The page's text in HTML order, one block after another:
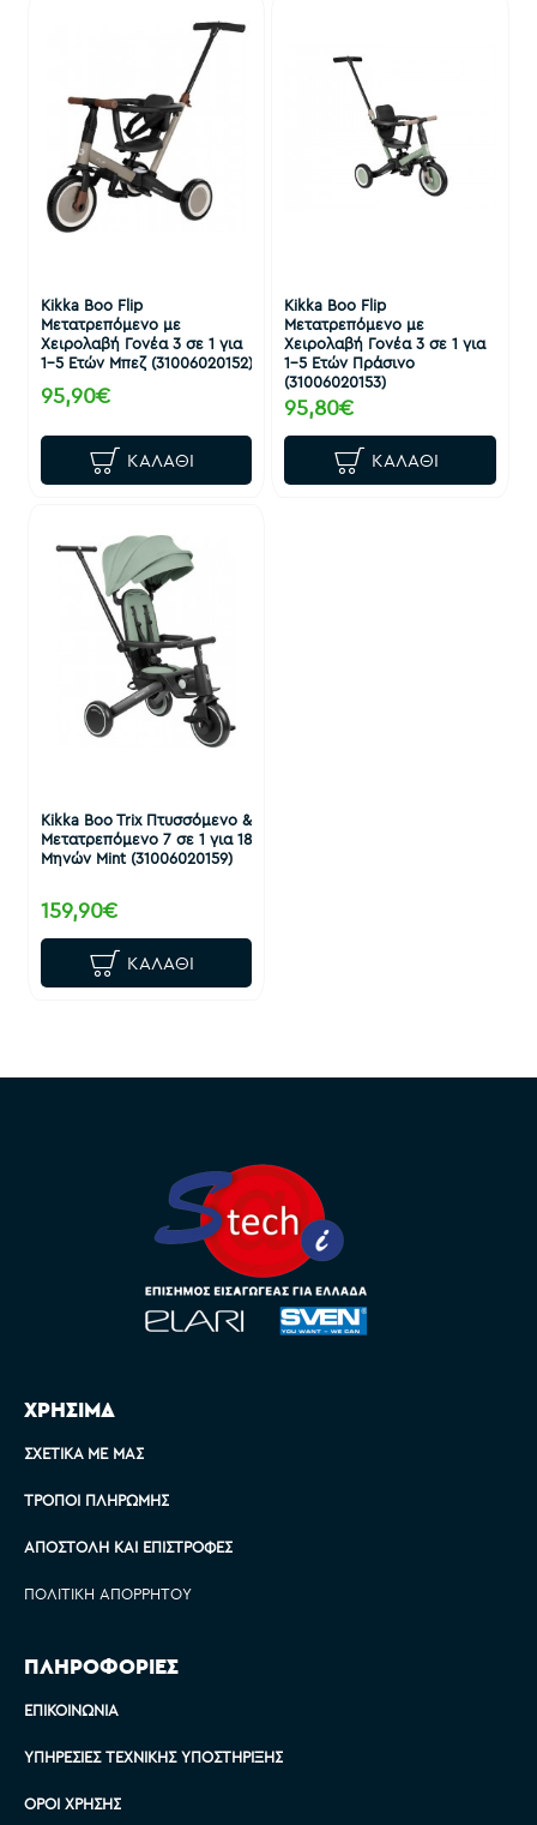
Kikka Boo Flip
Μετατρεπόμενο με
Χειρολαβή Γονέα 3 σε 1 για
1-5 Ετών Μπεζ (31006020152)
95,90€
ΚΑΛΆΘΙ
Kikka Boo Flip
Μετατρεπόμενο με
Χειρολαβή Γονέα 3 σε 1 για
1-5 Ετών Πράσινο
(31006020153)
95,80€
ΚΑΛΆΘΙ
Kikka Boo Trix Πτυσσόμενο &
Μετατρεπόμενο 7 σε 1 για 18
Μηνών Mint (31006020159)
159,90€
ΚΑΛΆΘΙ
ΧΡΗΣΙΜΑ
ΣΧΕΤΙΚΆ ΜΕ ΜΑΣ
ΤΡΌΠΟΙ ΠΛΗΡΩΜΉΣ
ΑΠΟΣΤΟΛΉ ΚΑΙ ΕΠΙΣΤΡΟΦΈΣ
ΠΟΛΙΤΙΚΉ ΑΠΟΡΡΉΤΟΥ
ΠΛΗΡΟΦΟΡΙΕΣ
ΕΠΙΚΟΙΝΩΝΊΑ
ΥΠΗΡΕΣΊΕΣ ΤΕΧΝΙΚΉΣ ΥΠΟΣΤΉΡΙΞΗΣ
ΌΡΟΙ ΧΡΉΣΗΣ